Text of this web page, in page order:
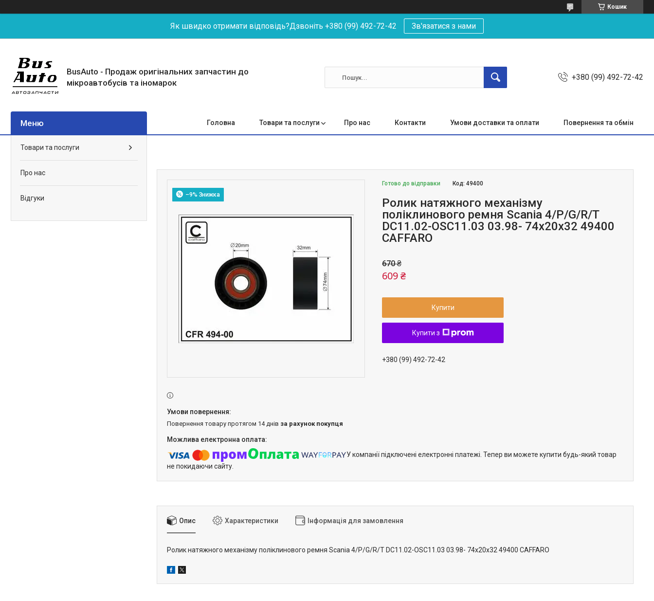
Кошик
Як швидко отримати відповідь?Дзвоніть +380 (99) 492-72-42 Зв'язатися з нами
BusAuto - Продаж оригінальних запчастин до
мікроавтобусів та іномарок
+380 (99) 492-72-42
Головна Товари та послуги Про нас Контакти Умови доставки та оплати Повернення та обмін
–9%
Готово до відправки Код:49400
Ролик натяжного механізму
поліклинового ремня Scania 4/P/G/R/T
DC11.02-OSC11.03 03.98- 74x20x32 49400
CAFFARO
670 ₴
609 ₴
Купити
Купити з
+380 (99) 492-72-42
повернення товару протягом 14 днів за рахунок покупця
У компанії підключені електронні платежі. Тепер ви можете купити будь-який товар
не покидаючи сайту.
Опис Характеристики Інформація для замовлення
Ролик натяжного механізму поліклинового ремня Scania 4/P/G/R/T DC11.02-OSC11.03 03.98- 74x20x32 49400 CAFFARO
Товари та послуги
Про нас
Відгуки